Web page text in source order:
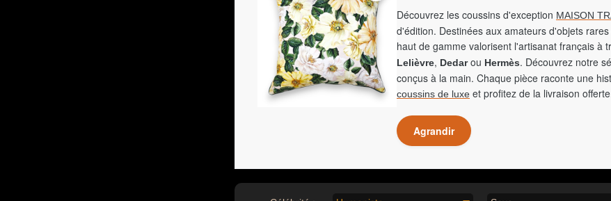
Découvrez les coussins d'exception MAISON
d'édition. Destinées aux amateurs d'objets
haut de gamme valorisent l'artisanat français à
Lelièvre, Dedarou Hermès. Découvrez notre
conçus à la main. Chaque pièce raconte une
coussins de luxe et profitez de la livraison
Agrandir